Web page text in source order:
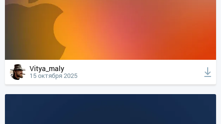
Vitya_maly
15 октября 2025